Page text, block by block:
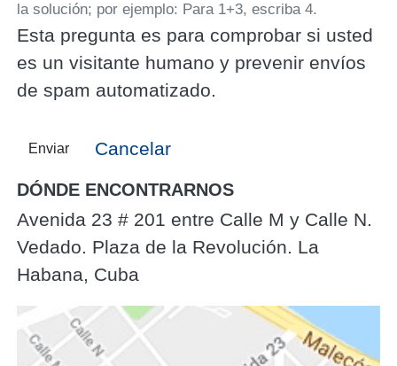
la solución; por ejemplo: Para 1+3, escriba 4.
Esta pregunta es para comprobar si usted
es un visitante humano y prevenir envíos
de spam automatizado.
Enviar Cancelar
DÓNDE ENCONTRARNOS
Avenida 23 # 201 entre Calle M y Calle N.
Vedado. Plaza de la Revolución. La
Habana, Cuba